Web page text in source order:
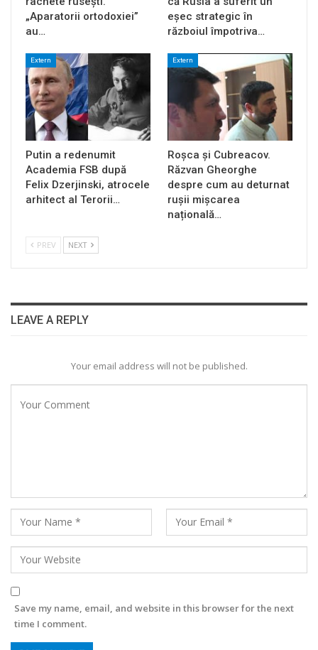
„Aparatorii ortodoxiei”
au…
eșec strategic în
războiul împotriva…
Extern
Putin a redenumit
Academia FSB după
Felix Dzerjinski, atrocele
arhitect al Terorii…
Extern
Roșca și Cubreacov.
Răzvan Gheorghe
despre cum au deturnat
rușii mișcarea
națională…
PREV NEXT
LEAVE A REPLY
Your email address will not be published.
Save my name, email, and website in this browser for the next
time I comment.